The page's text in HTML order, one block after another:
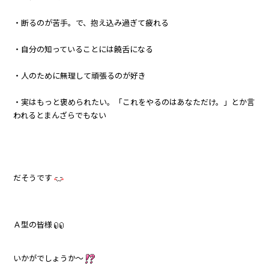
・断るのが苦手。で、抱え込み過ぎて疲れる
・自分の知っていることには饒舌になる
・人のために無理して頑張るのが好き
・実はもっと褒められたい。「これをやるのはあなただけ。」とか言
われるとまんざらでもない
だそうです
Ａ型の皆様
いかがでしょうか～